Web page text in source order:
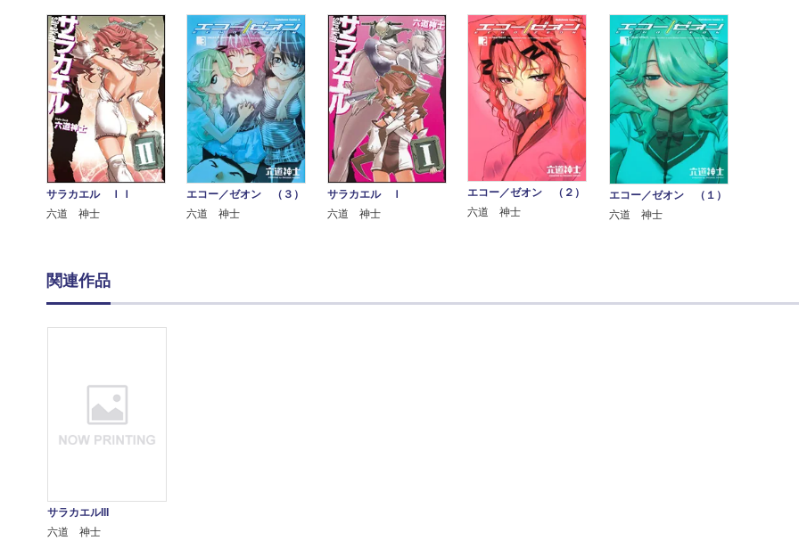
サラカエル ＩＩ
六道 神士
エコー／ゼオン （３）
六道 神士
サラカエル Ｉ
六道 神士
エコー／ゼオン （２）
六道 神士
エコー／ゼオン （１）
六道 神士
関連作品
サラカエルIII
六道 神士